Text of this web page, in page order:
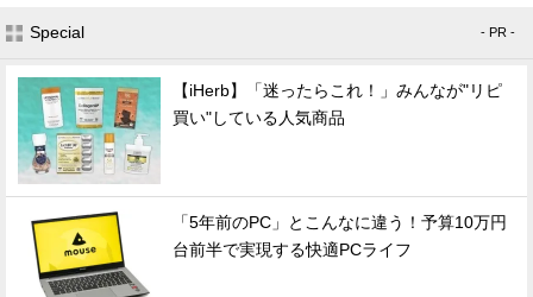
Special - PR -
【iHerb】「迷ったらこれ！」みんなが"リピ
買い"している人気商品
「5年前のPC」とこんなに違う！予算10万円
台前半で実現する快適PCライフ